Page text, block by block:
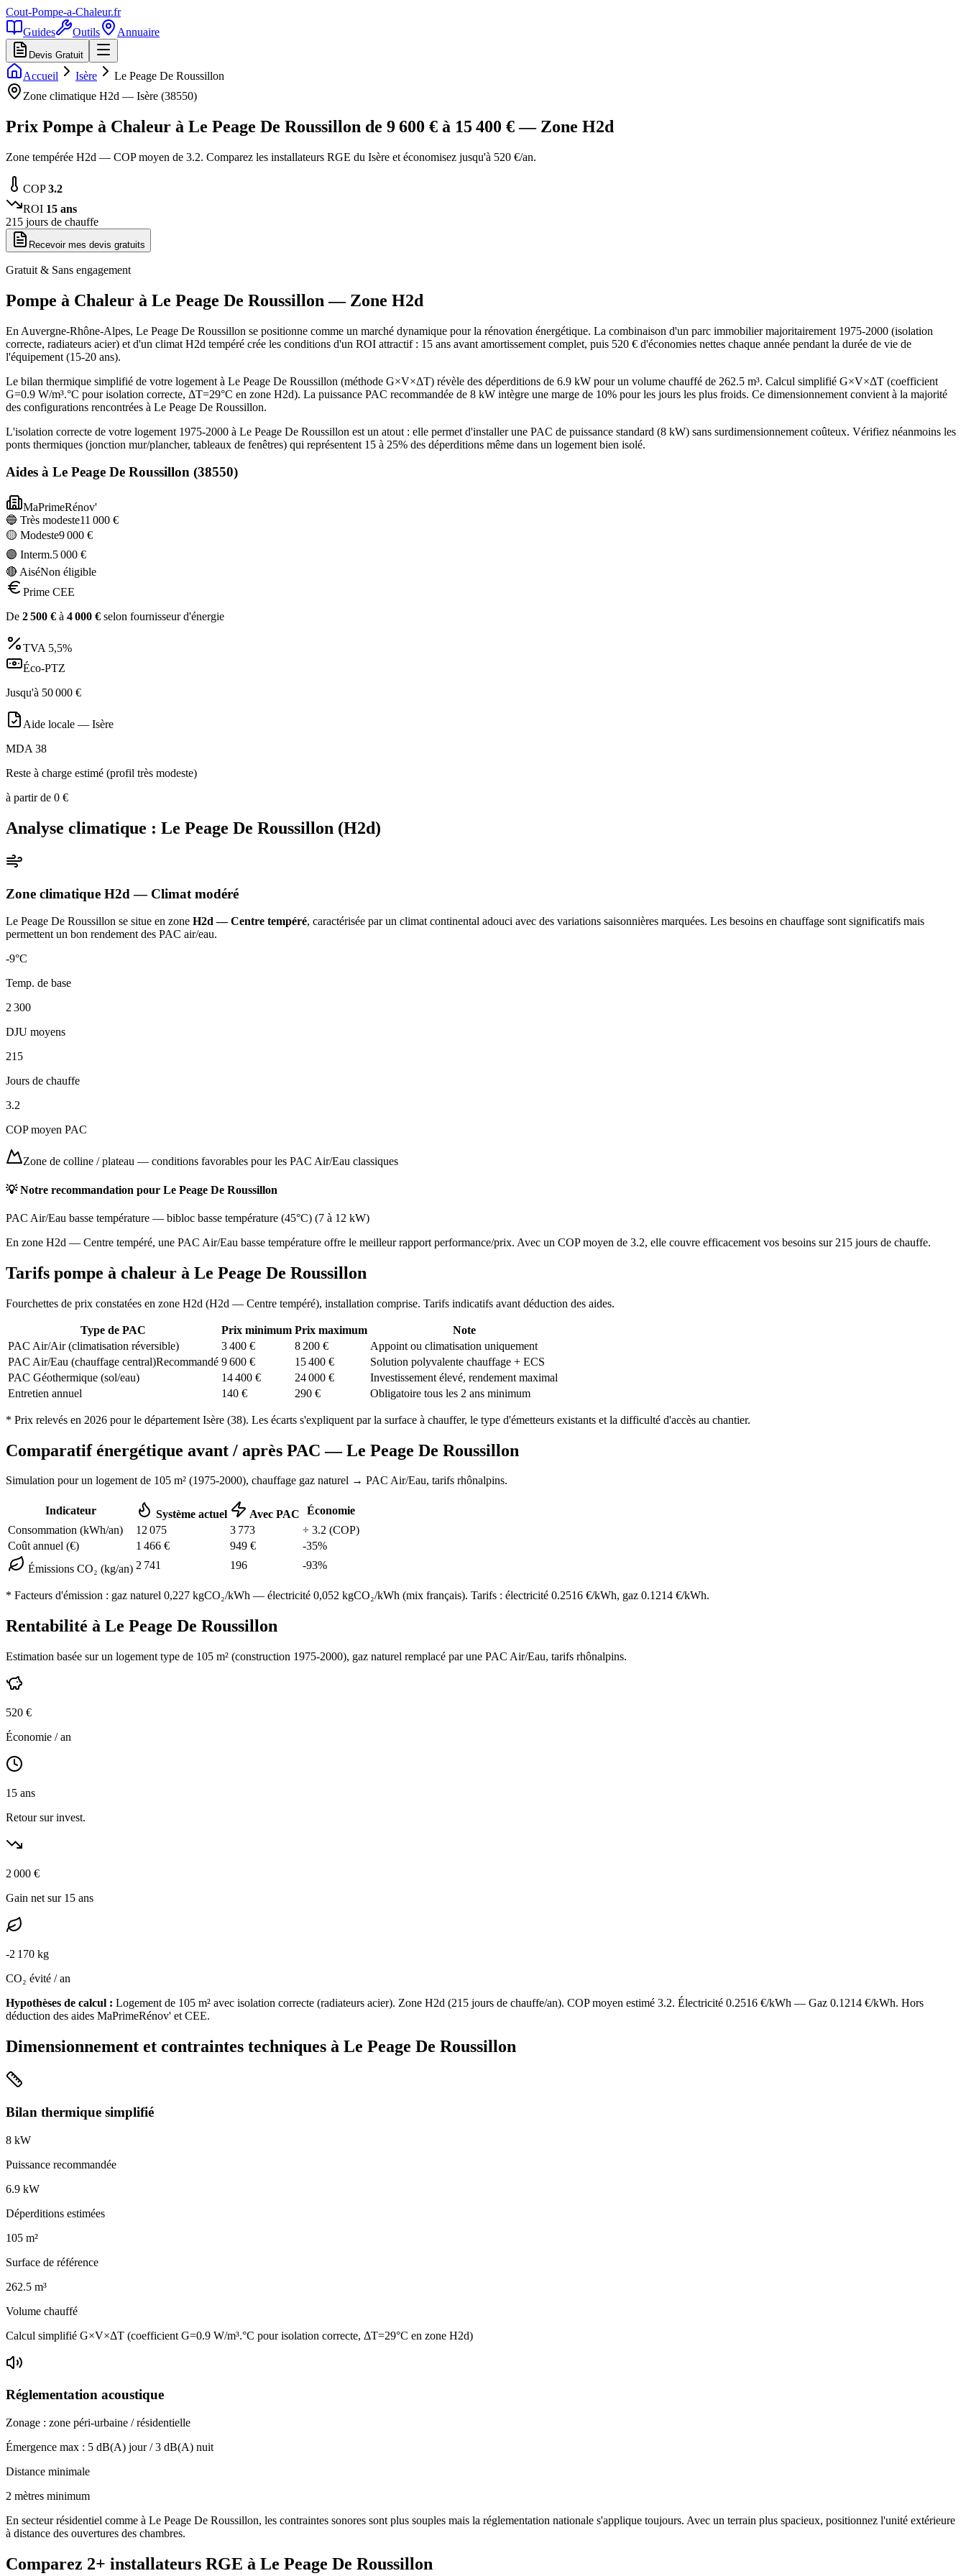
Cout-Pompe-a-Chaleur.fr
Guides
Outils Annuaire
Devis Gratuit
Accueil Isère
Le Peage De Roussillon
Zone climatique H2d — Isère (38550)
Prix Pompe à Chaleur à Le Peage De Roussillon de 9 600 € à 15 400 € — Zone H2d
Zone tempérée H2d — COP moyen de 3.2. Comparez les installateurs RGE du Isère et économisez jusqu'à 520 €/an.
COP3.2
ROI 15 ans
215 jours de chauffe
Recevoir mes devis gratuits
Gratuit & Sans engagement
Pompe à Chaleur à Le Peage De Roussillon — Zone H2d
En Auvergne-Rhône-Alpes, Le Peage De Roussillon se positionne comme un marché dynamique pour la rénovation énergétique. La combinaison d'un parc immobilier majoritairement 1975-2000 (isolation
correcte, radiateurs acier) et d'un climat H2d tempéré crée les conditions d'un ROI attractif : 15 ans avant amortissement complet, puis 520 € d'économies nettes chaque année pendant la durée de vie de
l'équipement (15-20 ans).
Le bilan thermique simplifié de votre logement à Le Peage De Roussillon (méthode G×V×ΔT) révèle des déperditions de 6.9 kW pour un volume chauffé de 262.5 m³. Calcul simplifié G×V×ΔT (coefficient
G=0.9 W/m³.°C pour isolation correcte, ΔT=29°C en zone H2d). La puissance PAC recommandée de 8 kW intègre une marge de 10% pour les jours les plus froids. Ce dimensionnement convient à la majorité
des configurations rencontrées à Le Peage De Roussillon.
L'isolation correcte de votre logement 1975-2000 à Le Peage De Roussillon est un atout : elle permet d'installer une PAC de puissance standard (8 kW) sans surdimensionnement coûteux. Vérifiez néanmoins les
ponts thermiques (jonction mur/plancher, tableaux de fenêtres) qui représentent 15 à 25% des déperditions même dans un logement bien isolé.
Aides à Le Peage De Roussillon (38550)
MaPrimeRénov'
🔵 Très modeste11 000 €
🟡 Modeste9 000 €
🟣 Interm.5 000 €
🔴 AiséNon éligible
Prime CEE
De 2 500 € à 4 000 € selon fournisseur d'énergie
TVA 5,5%
Éco-PTZ
Jusqu'à 50 000 €
Aide locale — Isère
MDA 38
Reste à charge estimé (profil très modeste)
à partir de 0 €
Analyse climatique : Le Peage De Roussillon (H2d)
Zone climatique H2d — Climat modéré
Le Peage De Roussillon se situe en zone H2d — Centre tempéré, caractérisée par un climat continental adouci avec des variations saisonnières marquées. Les besoins en chauffage sont significatifs mais
permettent un bon rendement des PAC air/eau.
-9°C
Temp. de base
2 300
DJU moyens
215
Jours de chauffe
3.2
COP moyen PAC
Zone de colline / plateau — conditions favorables pour les PAC Air/Eau classiques
💡 Notre recommandation pour Le Peage De Roussillon
PAC Air/Eau basse température — bibloc basse température (45°C) (7 à 12 kW)
En zone H2d — Centre tempéré, une PAC Air/Eau basse température offre le meilleur rapport performance/prix. Avec un COP moyen de 3.2, elle couvre efficacement vos besoins sur 215 jours de chauffe.
Tarifs pompe à chaleur à Le Peage De Roussillon
Fourchettes de prix constatées en zone H2d (H2d — Centre tempéré), installation comprise. Tarifs indicatifs avant déduction des aides.
Type de PAC Prix minimum Prix maximum
Note
PAC Air/Air (climatisation réversible)
3 400 € 8 200 €
Appoint ou climatisation uniquement
PAC Air/Eau (chauffage central)Recommandé 9 600 € 15 400 €
Solution polyvalente chauffage + ECS
PAC Géothermique (sol/eau)
14 400 € 24 000 €
Investissement élevé, rendement maximal
Entretien annuel
140 € 290 € Obligatoire tous les 2 ans minimum
* Prix relevés en 2026 pour le département Isère (38). Les écarts s'expliquent par la surface à chauffer, le type d'émetteurs existants et la difficulté d'accès au chantier.
Comparatif énergétique avant / après PAC —Le Peage De Roussillon
Simulation pour un logement de 105 m² (1975-2000), chauffage gaz naturel → PAC Air/Eau, tarifs rhônalpins.
Indicateur Système actuel Avec PAC
Économie
Consommation (kWh/an)
12 075 3 773 ÷ 3.2 (COP)
Coût annuel (€)
1 466 € 949 € -35%
Émissions CO₂ (kg/an) 2 741 196 -93%
* Facteurs d'émission : gaz naturel 0,227 kgCO₂/kWh — électricité 0,052 kgCO₂/kWh (mix français). Tarifs : électricité 0.2516 €/kWh, gaz 0.1214 €/kWh.
Rentabilité à Le Peage De Roussillon
Estimation basée sur un logement type de 105 m² (construction 1975-2000), gaz naturel remplacé par une PAC Air/Eau, tarifs rhônalpins.
520 €
Économie / an
15 ans
Retour sur invest.
2 000 €
Gain net sur 15 ans
-2 170 kg
CO₂ évité / an
Hypothèses de calcul : Logement de 105 m² avec isolation correcte (radiateurs acier). Zone H2d (215 jours de chauffe/an). COP moyen estimé 3.2. Électricité 0.2516 €/kWh — Gaz 0.1214 €/kWh. Hors
déduction des aides MaPrimeRénov' et CEE.
Dimensionnement et contraintes techniques à Le Peage De Roussillon
Bilan thermique simplifié
8 kW
Puissance recommandée
6.9 kW
Déperditions estimées
105 m²
Surface de référence
262.5 m³
Volume chauffé
Calcul simplifié G×V×ΔT (coefficient G=0.9 W/m³.°C pour isolation correcte, ΔT=29°C en zone H2d)
Réglementation acoustique
Zonage : zone péri-urbaine / résidentielle
Émergence max : 5 dB(A) jour /3 dB(A) nuit
Distance minimale
2 mètres minimum
En secteur résidentiel comme à Le Peage De Roussillon, les contraintes sonores sont plus souples mais la réglementation nationale s'applique toujours. Avec un terrain plus spacieux, positionnez l'unité extérieure
à distance des ouvertures des chambres.
Comparez 2+ installateurs RGE à Le Peage De Roussillon